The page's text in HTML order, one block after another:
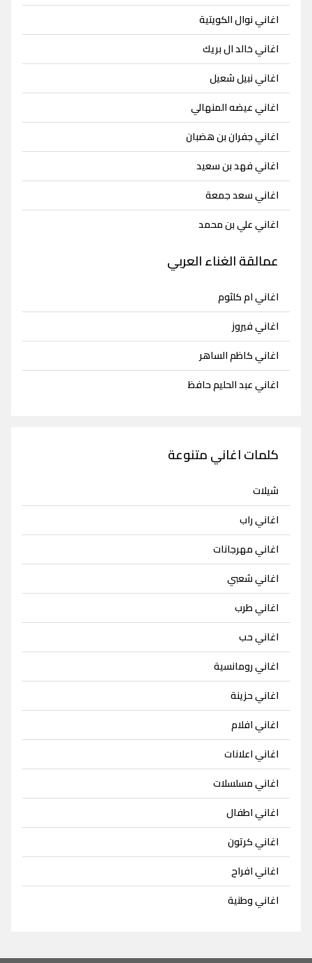
اغاني نوال الكويتية
اغاني خالد ال بريك
اغاني نبيل شعيل
اغاني عيضه المنهالي
اغاني جفران بن هضبان
اغاني فهد بن سعيد
اغاني سعد جمعة
اغاني علي بن محمد
عمالقة الغناء العربي
اغاني ام كلثوم
اغاني فيروز
اغاني كاظم الساهر
اغاني عبد الحليم حافظ
كلمات اغاني متنوعة
شيلات
اغاني راب
اغاني مهرجانات
اغاني شعبي
اغاني طرب
اغاني حب
اغاني رومانسية
اغاني حزينة
اغاني افلام
اغاني اعلانات
اغاني مسلسلات
اغاني اطفال
اغاني كرتون
اغاني افراح
اغاني وطنية